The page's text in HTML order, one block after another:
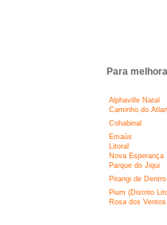
Para
Alphaville Natal
Caminho do
Cohabinal
Emaús
Litoral
Nova Esperança
Parque do Jiqui
Pirangi de Dentro
Pium (Distrito
Rosa dos Ventos